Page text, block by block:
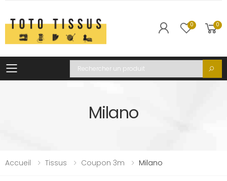
0 0
Toggle mobile menu
Recherche
Milano
Accueil Tissus Coupon 3m Milano